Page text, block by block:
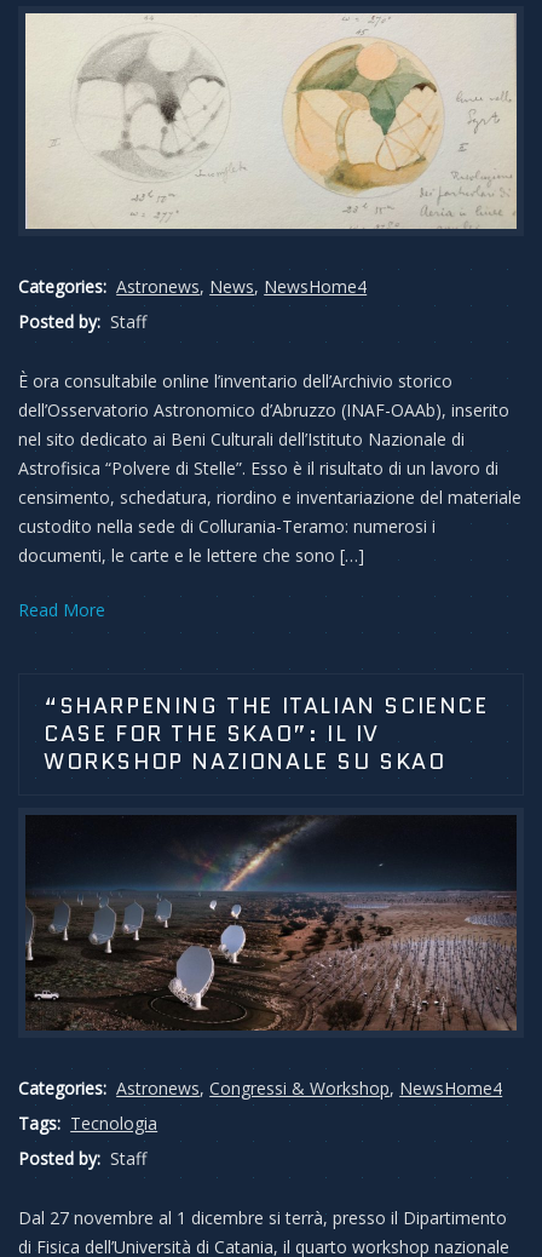
Categories: Astronews, News, NewsHome4
Posted by: Staff
È ora consultabile online l’inventario dell’Archivio storico
dell’Osservatorio Astronomico d’Abruzzo (INAF-OAAb), inserito
nel sito dedicato ai Beni Culturali dell’Istituto Nazionale di
Astrofisica “Polvere di Stelle”. Esso è il risultato di un lavoro di
censimento, schedatura, riordino e inventariazione del materiale
custodito nella sede di Collurania-Teramo: numerosi i
documenti, le carte e le lettere che sono […]
Read More
“SHARPENING THE ITALIAN SCIENCE
CASE FOR THE SKAO”: IL IV
WORKSHOP NAZIONALE SU SKAO
Categories: Astronews,Congressi & Workshop, NewsHome4
Tags: Tecnologia
Posted by: Staff
Dal 27 novembre al 1 dicembre si terrà, presso il Dipartimento
di Fisica dell’Università di Catania, il quarto workshop nazionale